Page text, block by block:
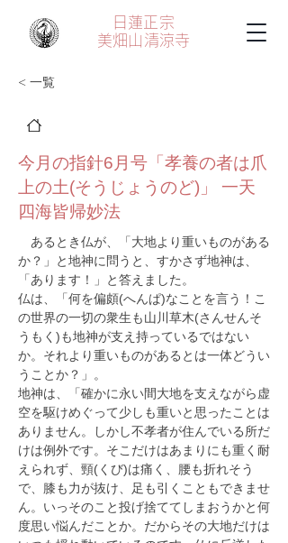
日蓮正宗
美畑山 清涼寺
< 一覧
今月の指針6月号「孝養の者は爪
上の土(そうじょうのど)」 一天
四海皆帰妙法
あるとき仏が、「大地より重いものがある
か？」と地神に問うと、すかさず地神は、
「あります！」と答えました。
仏は、「何を偏頗(へんぱ)なことを言う！こ
の世界の一切の衆生も山川草木(さんせんそ
うもく)も地神が支え持っているではない
か。それより重いものがあるとは一体どうい
うことか？」。
地神は、「確かに永い間大地を支えながら虚
空を駆けめぐって少しも重いと思ったことは
ありません。しかし不孝者が住んでいる所だ
けは例外です。そこだけはあまりにも重く耐
えられず、頸(くび)は痛く、腰も折れそう
で、膝も力が抜け、足も引くこともできませ
ん。いっそのこと投げ捨ててしまおうかと何
度思い悩んだことか。だからその大地だけは